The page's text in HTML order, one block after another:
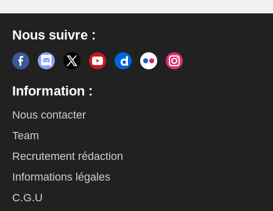
Nous suivre :
Information :
Nous contacter
Team
Recrutement rédaction
Informations légales
C.G.U